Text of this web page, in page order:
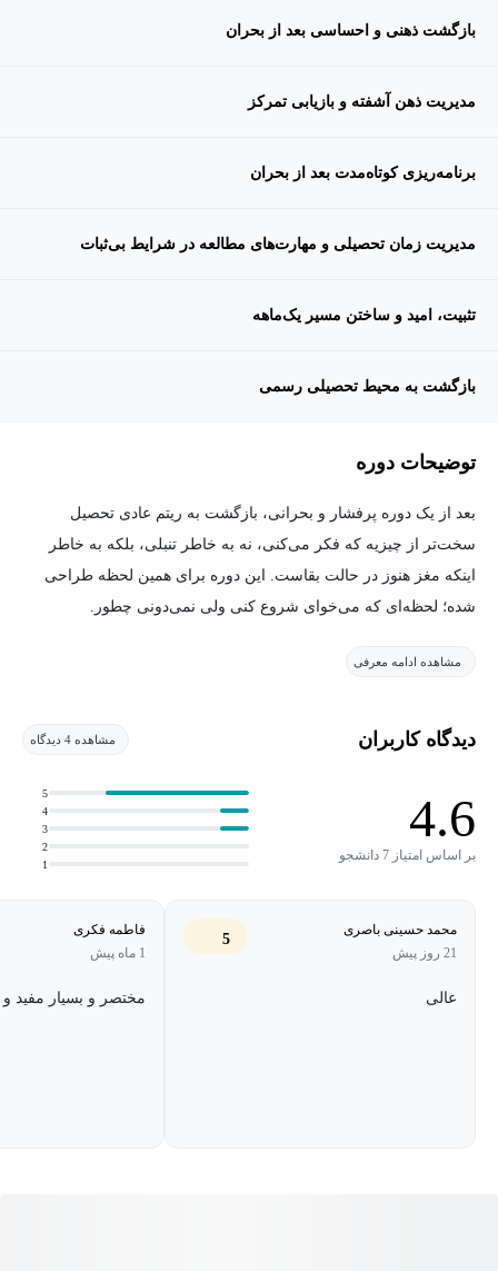
بازگشت ذهنی و احساسی بعد از بحران
مدیریت ذهن آشفته و بازیابی تمرکز
برنامه‌ریزی کوتاه‌مدت بعد از بحران
مدیریت زمان تحصیلی و مهارت‌های مطالعه در شرایط بی‌ثبات
تثبیت، امید و ساختن مسیر یک‌ماهه
بازگشت به محیط تحصیلی رسمی
توضیحات دوره
بعد از یک دوره پرفشار و بحرانی، بازگشت به ریتم عادی تحصیل
سخت‌تر از چیزیه که فکر می‌کنی، نه به خاطر تنبلی، بلکه به خاطر
اینکه مغز هنوز در حالت بقاست. این دوره برای همین لحظه طراحی
شده؛ لحظه‌ای که می‌خوای شروع کنی ولی نمی‌دونی چطور.
در این دوره با ۶ فصل کوتاه و عملی یاد می‌گیری چطور آروم، تدریجی
دوره هم تفاوت ایجاد می‌کنه.
مشاهده ادامه معرفی
دیدگاه کاربران مشاهده 4 دیدگاه
4.6
بر اساس امتیاز 7 دانشجو
1
2
3
4
5
محمد حسینی باصری
21 روز پیش
5
عالی
فاطمه فکری
1 ماه پیش
مختصر و بسیار مفید و